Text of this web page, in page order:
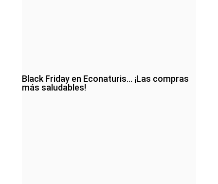
Black Friday en Econaturis… ¡Las compras
más saludables!